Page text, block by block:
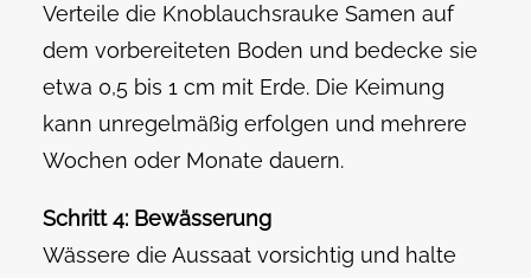
Verteile die Knoblauchsrauke Samen auf
dem vorbereiteten Boden und bedecke sie
etwa 0,5 bis 1 cm mit Erde. Die Keimung
kann unregelmäßig erfolgen und mehrere
Wochen oder Monate dauern.
Schritt 4: Bewässerung
Wässere die Aussaat vorsichtig und halte